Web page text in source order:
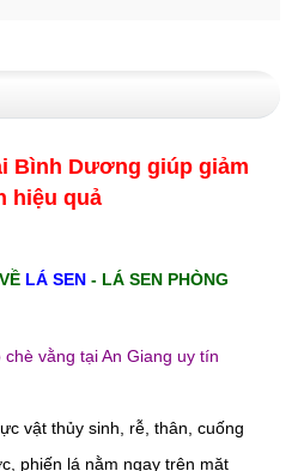
Bình Dương giúp giảm
hiệu quả
LÁ SEN - LÁ SEN PHÒNG
vật thủy sinh, rễ, thân, cuống
phiến lá nằm ngay trên mặt